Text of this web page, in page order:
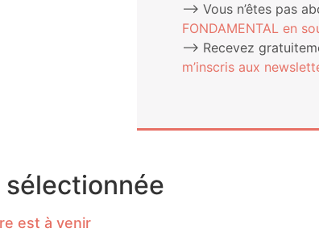
⟶ Vous n’êtes pas
FONDAMENTAL en
⟶ Rece­vez
m’ins­cris aux
est à venir